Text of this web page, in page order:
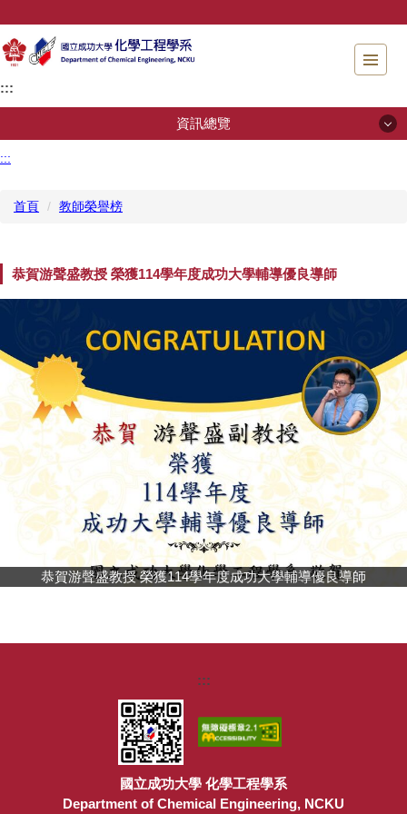
主
要
內
容
:::
資訊總覽
系所簡介
系所成員
儀器檢測服務
我想捐款
:::
首頁 教師榮譽榜
恭賀游聲盛教授 榮獲114學年度成功大學輔導優良導師
恭賀游聲盛教授 榮獲114學年度成功大學輔導優良導師
:::
國立成功大學 化學工程學系
Department of Chemical Engineering, NCKU